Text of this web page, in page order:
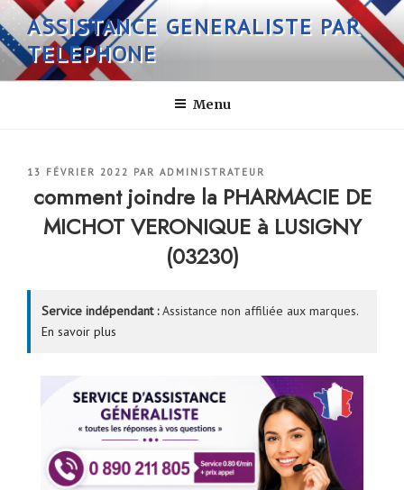
Aller
au
contenu
principal
ASSISTANCE GENERALISTE PAR
TELEPHONE
Menu
PUBLIÉ
13 FÉVRIER 2022 PAR ADMINISTRATEUR
comment joindre la PHARMACIE DE
MICHOT VERONIQUE à LUSIGNY
(03230)
Service indépendant :Assistance non affiliée aux marques.
En savoir plus